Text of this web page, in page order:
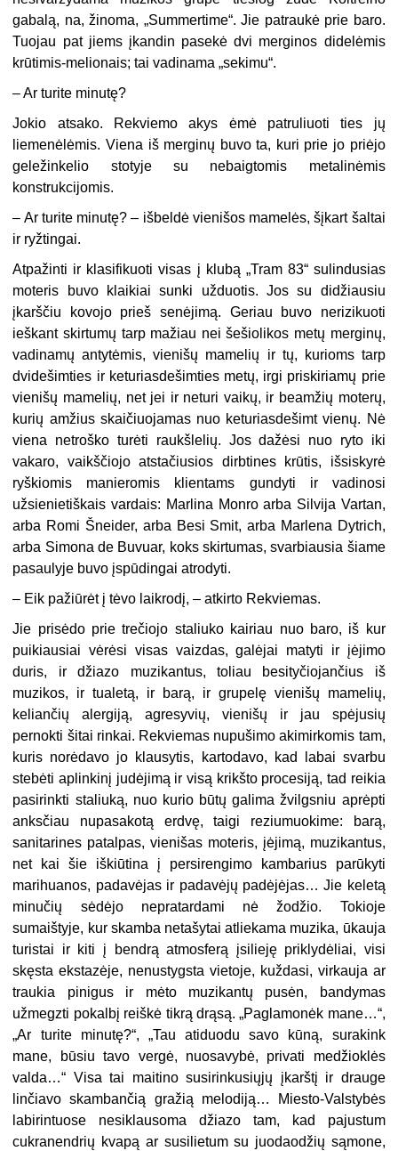
gabalą, na, žinoma, „Summertime“. Jie patraukė prie baro.
Tuojau pat jiems įkandin pasekė dvi merginos didelėmis
krūtimis-melionais; tai vadinama „sekimu“.
– Ar turite minutę?
Jokio atsako. Rekviemo akys ėmė patruliuoti ties jų
liemenėlėmis. Viena iš merginų buvo ta, kuri prie jo priėjo
geležinkelio stotyje su nebaigtomis metalinėmis
konstrukcijomis.
– Ar turite minutę? – išbeldė vienišos mamelės, šįkart šaltai
ir ryžtingai.
Atpažinti ir klasifikuoti visas į klubą „Tram 83“ sulindusias
moteris buvo klaikiai sunki užduotis. Jos su didžiausiu
įkarščiu kovojo prieš senėjimą. Geriau buvo nerizikuoti
ieškant skirtumų tarp mažiau nei šešiolikos metų merginų,
vadinamų antytėmis, vienišų mamelių ir tų, kurioms tarp
dvidešimties ir keturiasdešimties metų, irgi priskiriamų prie
vienišų mamelių, net jei ir neturi vaikų, ir beamžių moterų,
kurių amžius skaičiuojamas nuo keturiasdešimt vienų. Nė
viena netroško turėti raukšlelių. Jos dažėsi nuo ryto iki
vakaro, vaikščiojo atstačiusios dirbtines krūtis, išsiskyrė
ryškiomis manieromis klientams gundyti ir vadinosi
užsienietiškais vardais: Marlina Monro arba Silvija Vartan,
arba Romi Šneider, arba Besi Smit, arba Marlena Dytrich,
arba Simona de Buvuar, koks skirtumas, svarbiausia šiame
pasaulyje buvo įspūdingai atrodyti.
– Eik pažiūrėt į tėvo laikrodį, – atkirto Rekviemas.
Jie prisėdo prie trečiojo staliuko kairiau nuo baro, iš kur
puikiausiai vėrėsi visas vaizdas, galėjai matyti ir įėjimo
duris, ir džiazo muzikantus, toliau besityčiojančius iš
muzikos, ir tualetą, ir barą, ir grupelę vienišų mamelių,
keliančių alergiją, agresyvių, vienišų ir jau spėjusių
pernokti šitai rinkai. Rekviemas nupušimo akimirkomis tam,
kuris norėdavo jo klausytis, kartodavo, kad labai svarbu
stebėti aplinkinį judėjimą ir visą krikšto procesiją, tad reikia
pasirinkti staliuką, nuo kurio būtų galima žvilgsniu aprėpti
anksčiau nupasakotą erdvę, taigi reziumuokime: barą,
sanitarines patalpas, vienišas moteris, įėjimą, muzikantus,
net kai šie iškiūtina į persirengimo kambarius parūkyti
marihuanos, padavėjas ir padavėjų padėjėjas… Jie keletą
minučių sėdėjo nepratardami nė žodžio. Tokioje
sumaištyje, kur skamba netašytai atliekama muzika, ūkauja
turistai ir kiti į bendrą atmosferą įsilieję priklydėliai, visi
skęsta ekstazėje, nenustygsta vietoje, kuždasi, virkauja ar
traukia pinigus ir mėto muzikantų pusėn, bandymas
užmegzti pokalbį reiškė tikrą drąsą. „Paglamonėk mane…“,
„Ar turite minutę?“, „Tau atiduodu savo kūną, surakink
mane, būsiu tavo vergė, nuosavybė, privati medžioklės
valda…“ Visa tai maitino susirinkusiųjų įkarštį ir drauge
linčiavo skambančią gražią melodiją… Miesto-Valstybės
labirintuose nesiklausoma džiazo tam, kad pajustum
cukranendrių kvapą ar susilietum su juodaodžių sąmone,